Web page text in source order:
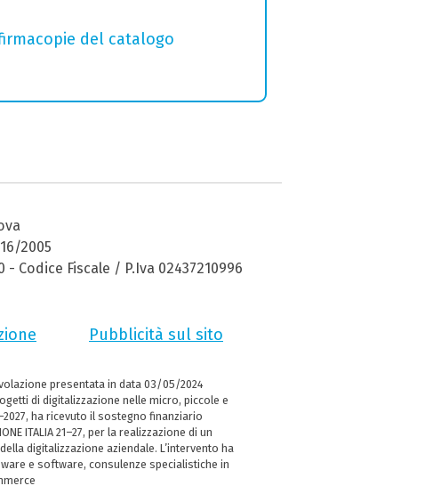
del catalogo
2005
Codice Fiscale / P.Iva 02437210996
Pubblicità sul sito
presentata in data 03/05/2024
di digitalizzazione nelle micro, piccole e
ha ricevuto il sostegno finanziario
ITALIA 21–27, per la realizzazione di un
digitalizzazione aziendale. L’intervento ha
e software, consulenze specialistiche in